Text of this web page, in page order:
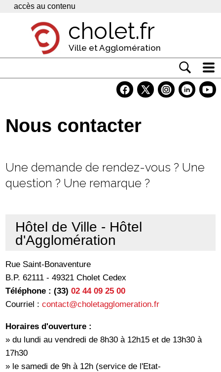
Panneau de gestion des cookies
accès au contenu
cholet.fr
Ville et Agglomération
Economie
Contacts
Nous contacter
Une demande de rendez-vous ? Une
question ? Une remarque ?
Hôtel de Ville - Hôtel
d'Agglomération
Rue Saint-Bonaventure
B.P. 62111 - 49321 Cholet Cedex
Téléphone : (33)02 44 09 25 00
Courriel :contact@choletagglomeration.fr
Horaires d'ouverture :
» du lundi au vendredi de 8h30 à 12h15 et de 13h30 à
17h30
» le samedi de 9h à 12h (service de l'Etat-